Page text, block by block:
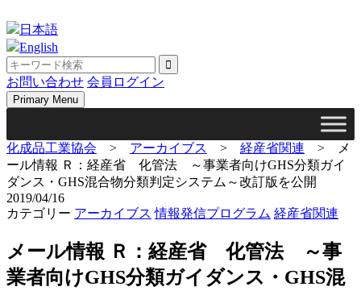
to
content
日本語
English
お問い合わせ 会員ログイン
Primary Menu
化成品工業協会 > アーカイブス > 経産省関連 >
メ
ール情報 Ｒ：経産省 化管法 ～事業者向けGHS分類ガイ
ダンス・GHS混合物分類判定システム～改訂版を公開
2019/04/16
カテゴリー アーカイブス 情報発信プログラム 経産省関連
メール情報 Ｒ：経産省 化管法 ～事
業者向けGHS分類ガイダンス・GHS混